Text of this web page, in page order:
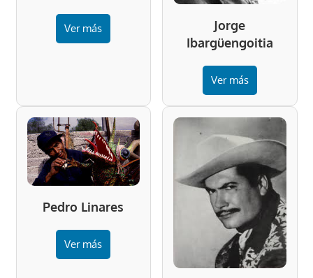
Ver más
Jorge
Ibargüengoitia
Ver más
Pedro Linares
Ver más